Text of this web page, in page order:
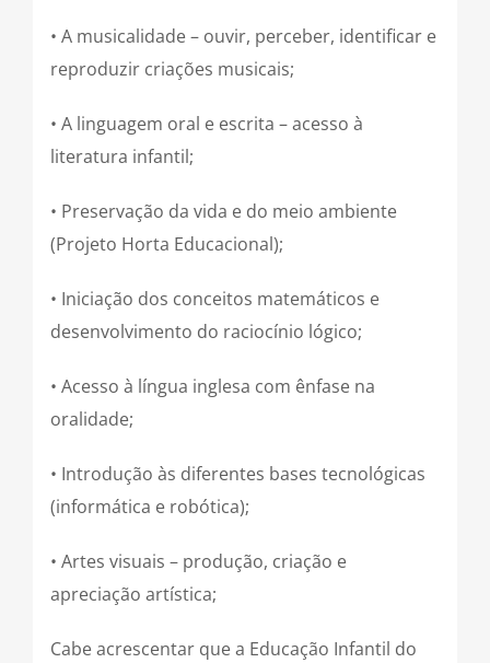
• A musicalidade – ouvir, perceber, identificar e
reproduzir criações musicais;
• A linguagem oral e escrita – acesso à
literatura infantil;
• Preservação da vida e do meio ambiente
(Projeto Horta Educacional);
• Iniciação dos conceitos matemáticos e
desenvolvimento do raciocínio lógico;
• Acesso à língua inglesa com ênfase na
oralidade;
• Introdução às diferentes bases tecnológicas
(informática e robótica);
• Artes visuais – produção, criação e
apreciação artística;
Cabe acrescentar que a Educação Infantil do